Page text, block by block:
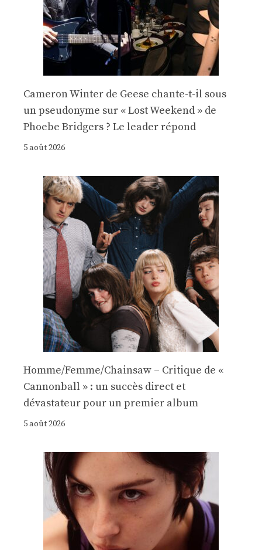
Cameron Winter de Geese chante-t-il sous
un pseudonyme sur « Lost Weekend » de
Phoebe Bridgers ? Le leader répond
5 août 2026
Homme/Femme/Chainsaw – Critique de «
Cannonball » : un succès direct et
dévastateur pour un premier album
5 août 2026